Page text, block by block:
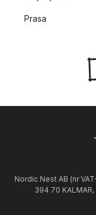
Prasa
Nordic Nest AB (nr
394 70